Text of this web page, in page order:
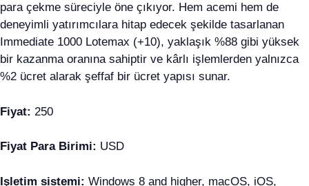
para çekme süreciyle öne çıkıyor. Hem acemi hem de
deneyimli yatırımcılara hitap edecek şekilde tasarlanan
Immediate 1000 Lotemax (+10), yaklaşık %88 gibi yüksek
bir kazanma oranına sahiptir ve kârlı işlemlerden yalnızca
%2 ücret alarak şeffaf bir ücret yapısı sunar.
Fiyat: 250
Fiyat Para Birimi: USD
Işletim sistemi: Windows 8 and higher, macOS, iOS,